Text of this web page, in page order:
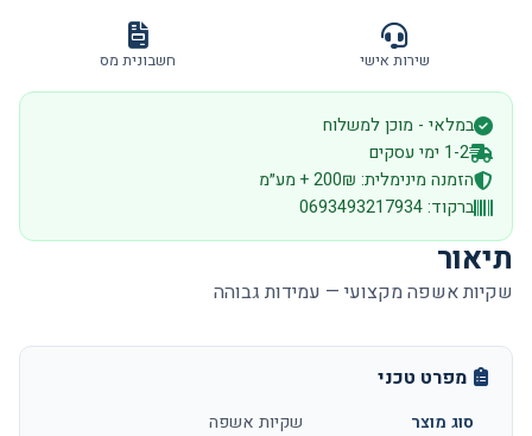
שירות אישי חשבונית מס
במלאי - מוכן למשלוח
1-2 ימי עסקים
הזמנה מינימלית: 200₪ + מע״מ
ברקוד: 0693493217934
תיאור
שקיות אשפה מקצועי — עמידות גבוהה
מפרט טכני
סוג מוצר
שקיות אשפה